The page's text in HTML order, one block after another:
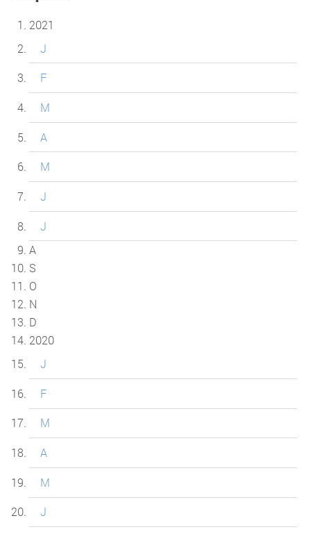
2021
J
F
M
A
M
J
J
A
S
O
N
D
2020
J
F
M
A
M
J